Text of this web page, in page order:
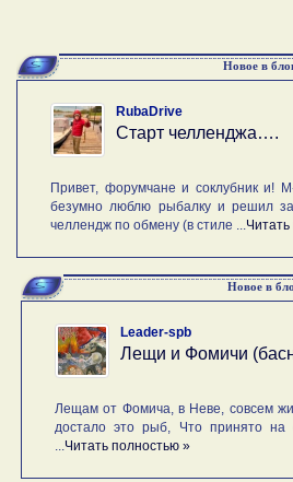
Новое в
RubaDrive
Старт челленджа….
Привет, форумчане и соклубник
безумно люблю рыбалку и решил
челлендж по обмену (в стиле ...
Новое в
Leader-spb
Лещи и Фомичи
Лещам от Фомича, в Неве, совсем
достало это рыб, Что принято на
...Читать полностью »